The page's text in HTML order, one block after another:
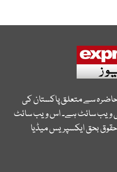
حاضرہ سے متعلق پاکستان کی
ویب سائٹ ہے۔ اس ویب سائٹ
بحق ایکسپریس میڈیا